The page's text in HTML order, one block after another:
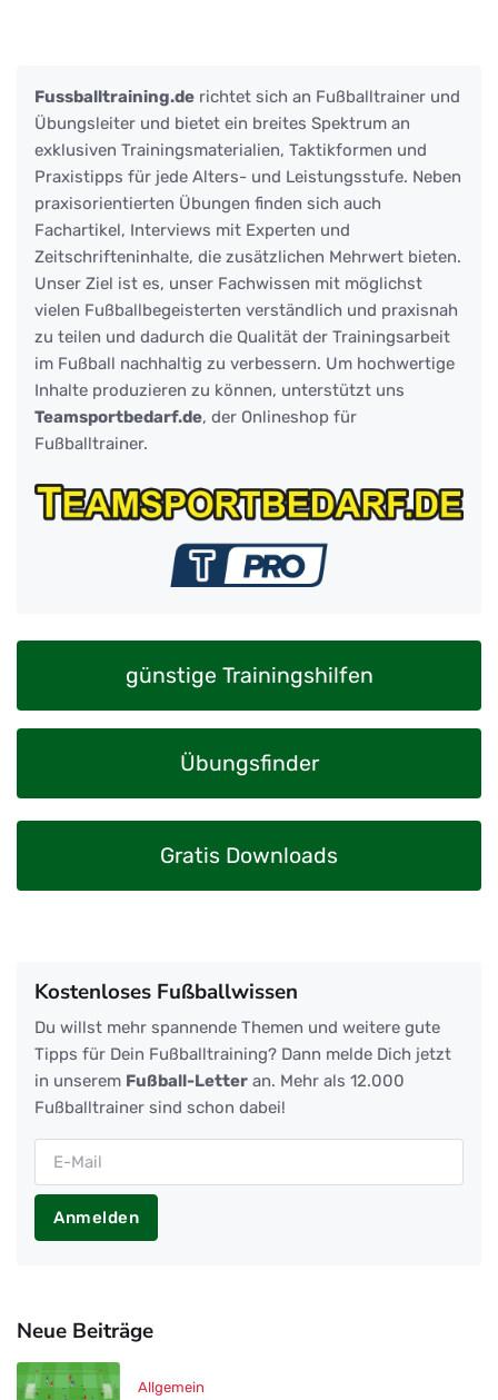
Fussballtraining.de richtet sich an Fußballtrainer und
Übungsleiter und bietet ein breites Spektrum an
exklusiven Trainingsmaterialien, Taktikformen und
Praxistipps für jede Alters- und Leistungsstufe. Neben
praxisorientierten Übungen finden sich auch
Fachartikel, Interviews mit Experten und
Zeitschrifteninhalte, die zusätzlichen Mehrwert bieten.
Unser Ziel ist es, unser Fachwissen mit möglichst
vielen Fußballbegeisterten verständlich und praxisnah
zu teilen und dadurch die Qualität der Trainingsarbeit
im Fußball nachhaltig zu verbessern. Um hochwertige
Inhalte produzieren zu können, unterstützt uns
Teamsportbedarf.de, der Onlineshop für
Fußballtrainer.
günstige Trainingshilfen
Übungsfinder
Gratis Downloads
Kostenloses Fußballwissen
Du willst mehr spannende Themen und weitere gute
Tipps für Dein Fußballtraining? Dann melde Dich jetzt
in unserem Fußball-Letter an. Mehr als 12.000
Fußballtrainer sind schon dabei!
Anmelden
Neue Beiträge
Allgemein